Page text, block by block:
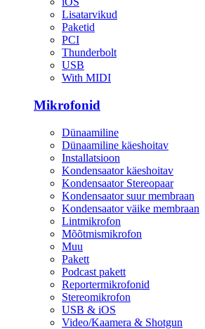
Lisatarvikud
Paketid
PCI
Thunderbolt
USB
With MIDI
Mikrofonid
Dünaamiline
Dünaamiline käeshoitav
Installatsioon
Kondensaator käeshoitav
Kondensaator Stereopaar
Kondensaator suur membraan
Kondensaator väike membraan
Lintmikrofon
Mõõtmismikrofon
Muu
Pakett
Podcast pakett
Reportermikrofonid
Stereomikrofon
USB & iOS
Video/Kaamera & Shotgun